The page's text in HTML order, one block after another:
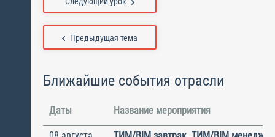
Предыдущая тема
Ближайшие события отрасли
Даты Название мероприятия